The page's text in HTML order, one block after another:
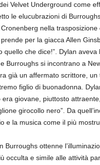
Velvet Underground come
le elucubrazioni di
nella trasposizione
per la giacca Allen
che dice!”. Dylan aveva
Burroughs si incontrano a
già un affermato scrittore,
figlio di buonadonna.
giovane, piuttosto
girocollo nero”. Da
e la musica come il più
Burroughs ottenne
occulta e simile alle attività